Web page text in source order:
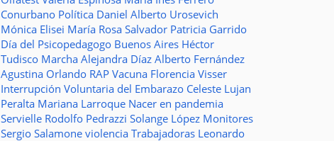
Conurbano Política Daniel Alberto Urosevich
Mónica Elisei María Rosa Salvador Patricia Garrido
Día del Psicopedagogo Buenos Aires Héctor
Tudisco Marcha Alejandra Díaz Alberto Fernández
Agustina Orlando RAP Vacuna Florencia Visser
Interrupción Voluntaria del Embarazo Celeste Lujan
Peralta Mariana Larroque Nacer en pandemia
Servielle Rodolfo Pedrazzi Solange López Monitores
Sergio Salamone violencia Trabajadoras Leonardo